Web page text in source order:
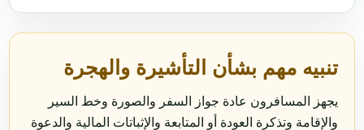
تنبيه مهم بشأن التأشيرة والهجرة
يجهز المسافرون عادة جواز السفر والصورة وخط السير
والإقامة وتذكرة العودة أو المتابعة والإثباتات المالية والدعوة